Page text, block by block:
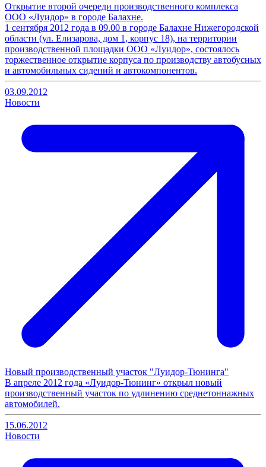
Открытие второй очереди производственного комплекса
ООО «Луидор» в городе Балахне.
1 сентября 2012 года в 09.00 в городе Балахне Нижегородской
области (ул. Елизарова, дом 1, корпус 18), на территории
производственной площадки ООО «Луидор», состоялось
торжественное открытие корпуса по производству автобусных
и автомобильных сидений и автокомпонентов.
03.09.2012
Новости
Новый производственный участок "Луидор-Тюнинга"
В апреле 2012 года «Луидор-Тюнинг» открыл новый
производственный участок по удлинению среднетоннажных
автомобилей.
15.06.2012
Новости